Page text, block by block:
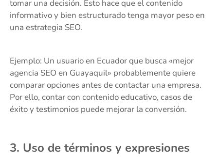
tomar una decisión. Esto hace que el contenido
informativo y bien estructurado tenga mayor peso en
una estrategia SEO.
Ejemplo: Un usuario en Ecuador que busca «mejor
agencia SEO en Guayaquil» probablemente quiere
comparar opciones antes de contactar una empresa.
Por ello, contar con contenido educativo, casos de
éxito y testimonios puede mejorar la conversión.
3. Uso de términos y expresiones